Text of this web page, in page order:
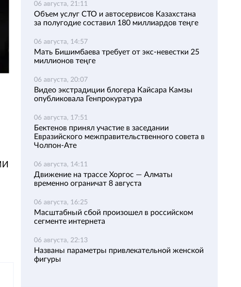
06 августа, 21:11
Объем услуг СТО и автосервисов Казахстана
за полугодие составил 180 миллиардов теңге
06 августа, 14:57
Мать Бишимбаева требует от экс-невестки 25
миллионов теңге
06 августа, 20:07
Видео экстрадиции блогера Кайсара Камзы
опубликовала Генпрокуратура
06 августа, 17:51
Бектенов принял участие в заседании
Евразийского межправительственного совета в
Чолпон-Ате
06 августа, 14:11
Движение на трассе Хоргос — Алматы
временно ограничат 8 августа
06 августа, 16:25
Масштабный сбой произошел в российском
сегменте интернета
06 августа, 22:13
Названы параметры привлекательной женской
фигуры